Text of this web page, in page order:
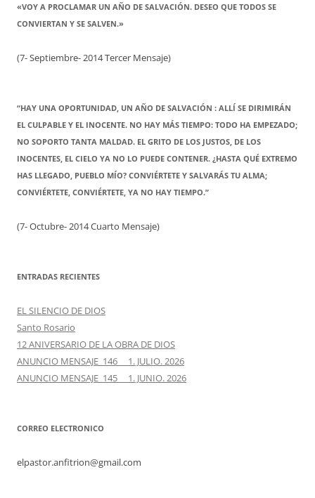
«VOY A PROCLAMAR UN AÑO DE SALVACIÓN. DESEO QUE TODOS SE
CONVIERTAN Y SE SALVEN.»
(7- Septiembre- 2014 Tercer Mensaje)
“HAY UNA OPORTUNIDAD, UN AÑO DE SALVACIÓN : ALLÍ SE DIRIMIRÁN
EL CULPABLE Y EL INOCENTE. NO HAY MÁS TIEMPO: TODO HA EMPEZADO;
NO SOPORTO TANTA MALDAD. EL GRITO DE LOS JUSTOS, DE LOS
INOCENTES, EL CIELO YA NO LO PUEDE CONTENER. ¿HASTA QUÉ EXTREMO
HAS LLEGADO, PUEBLO MÍO? CONVIÉRTETE Y SALVARÁS TU ALMA;
CONVIÉRTETE, CONVIÉRTETE, YA NO HAY TIEMPO.”
(7- Octubre- 2014 Cuarto Mensaje)
ENTRADAS RECIENTES
EL SILENCIO DE DIOS
Santo Rosario
12 ANIVERSARIO DE LA OBRA DE DIOS
ANUNCIO MENSAJE 146 1. JULIO. 2026
ANUNCIO MENSAJE 145 1. JUNIO. 2026
CORREO ELECTRONICO
elpastor.anfitrion@gmail.com